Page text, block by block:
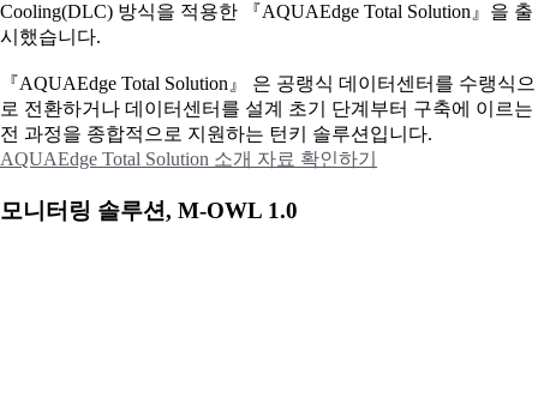
Cooling(DLC) 방식을 적용한 『AQUAEdge Total Solution』을 출
시했습니다.
『AQUAEdge Total Solution』 은 공랭식 데이터센터를 수랭식으
로 전환하거나 데이터센터를 설계 초기 단계부터 구축에 이르는
전 과정을 종합적으로 지원하는 턴키 솔루션입니다.
AQUAEdge Total Solution 소개 자료 확인하기
모니터링 솔루션, M-OWL 1.0